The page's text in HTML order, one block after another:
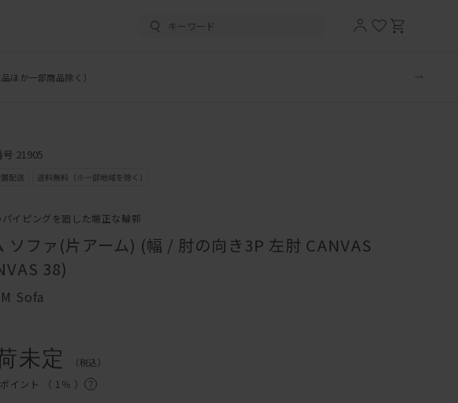
ほか一部商品除く）
21905
パイピングを廻した端正な輪郭
ソファ(片アーム) (幅 / 肘の向き3P 左肘 CANVAS
38)
Sofa
未定 （税込）
イント （ 1％ ）